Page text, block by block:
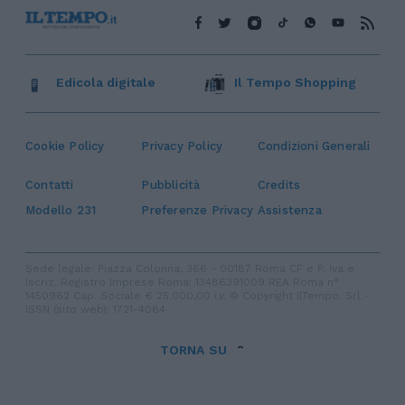
Cookie Policy Privacy Policy Condizioni Generali
Contatti Pubblicità
Credits
Modello 231
Preferenze Privacy Assistenza
Edicola digitale Il Tempo Shopping
TORNA SU